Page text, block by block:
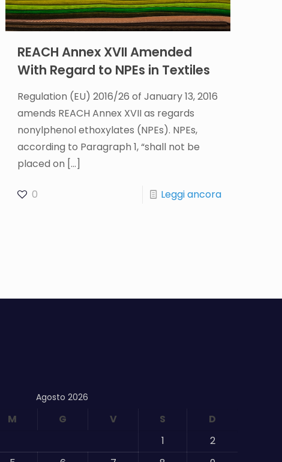
REACH Annex XVII Amended
With Regard to NPEs in Textiles
Regulation (EU) 2016/26 of January 13, 2016
amends REACH Annex XVII as regards
nonylphenol ethoxylates (NPEs). NPEs,
according to Paragraph 1, “shall not be
placed on […]
0 Leggi ancora
Agosto 2026
M G V S
D
1
2